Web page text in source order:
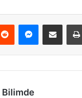
Reddit Messenger
E-Posta ile paylaş
Bilimde